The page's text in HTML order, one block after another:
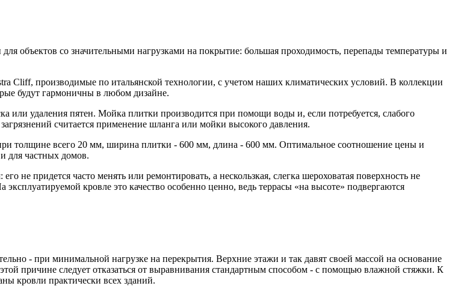
объектов со значительными нагрузками на покрытие: большая проходимость, перепады температуры и
Cliff, производимые по итальянской технологии, с учетом наших климатических условий. В коллекции
будут гармоничны в любом дизайне.
или удаления пятен. Мойка плитки производится при помощи воды и, если потребуется, слабого
считается применение шланга или мойки высокого давления.
толщине всего 20 мм, ширина плитки - 600 мм, длина - 600 мм. Оптимальное соотношение цены и
для частных домов.
не придется часто менять или ремонтировать, а нескользкая, слегка шероховатая поверхность не
кровле это качество особенно ценно, ведь террасы «на высоте» подвергаются
- при минимальной нагрузке на перекрытия. Верхние этажи и так давят своей массой на основание
причине следует отказаться от выравнивания стандартным способом - с помощью влажной стяжки. К
кровли практически всех зданий.